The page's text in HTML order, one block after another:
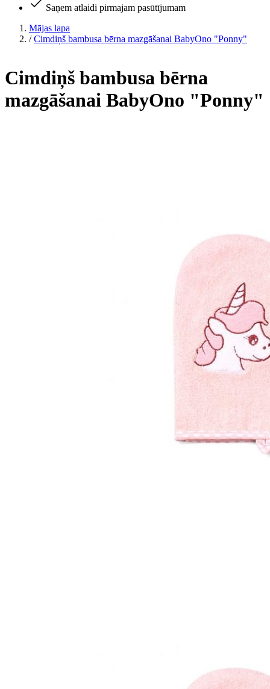
Saņem atlaidi pirmajam pasūtījumam
Mājas lapa
/ Cimdiņš bambusa bērna mazgāšanai BabyOno "Ponny"
Cimdiņš bambusa bērna
mazgāšanai BabyOno "Ponny"